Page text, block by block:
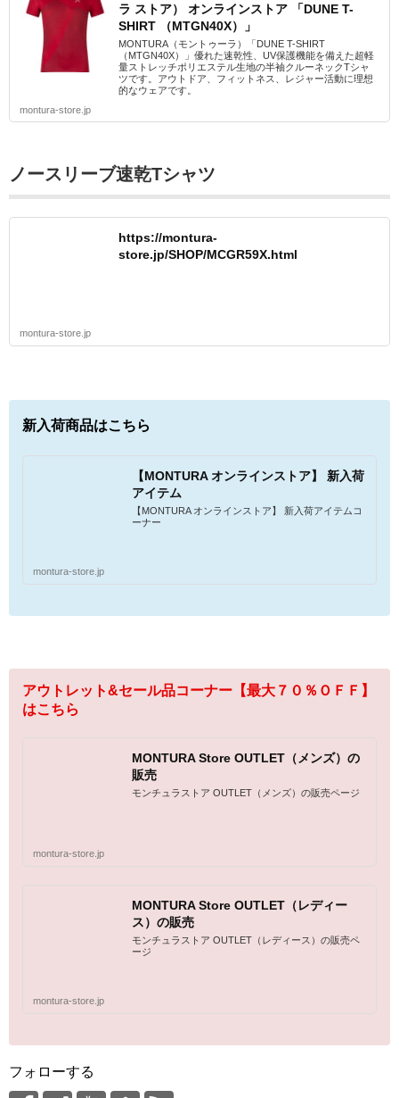
ラ ストア） オンラインストア 「DUNE T-
SHIRT （MTGN40X）」
MONTURA（モントゥーラ）「DUNE T-SHIRT
（MTGN40X）」優れた速乾性、UV保護機能を備えた超軽
量ストレッチポリエステル生地の半袖クルーネックTシャ
ツです。アウトドア、フィットネス、レジャー活動に理想
的なウェアです。
montura-store.jp
ノースリーブ速乾Tシャツ
https://montura-
store.jp/SHOP/MCGR59X.html
montura-store.jp
新入荷商品はこちら
【MONTURA オンラインストア】 新入荷
アイテム
【MONTURA オンラインストア】 新入荷アイテムコ
ーナー
montura-store.jp
アウトレット&セール品コーナー【最大７０％ＯＦＦ】
はこちら
MONTURA Store OUTLET（メンズ）の
販売
モンチュラストア OUTLET（メンズ）の販売ページ
montura-store.jp
MONTURA Store OUTLET（レディー
ス）の販売
モンチュラストア OUTLET（レディース）の販売ペ
ージ
montura-store.jp
フォローする